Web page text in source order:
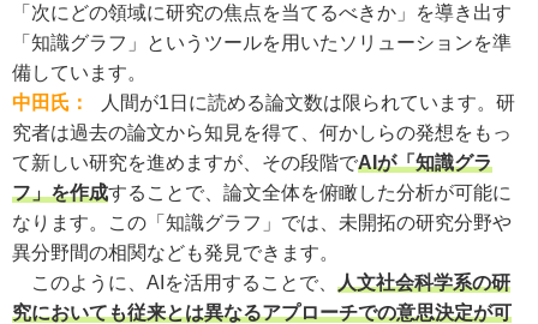
「次にどの領域に研究の焦点を当てるべきか」を導き出す
「知識グラフ」というツールを用いたソリューションを準
備しています。
中田氏：
人間が1日に読める論文数は限られています。研
究者は過去の論文から知見を得て、何かしらの発想をもっ
て新しい研究を進めますが、その段階でAIが「知識グラ
フ」を作成することで、論文全体を俯瞰した分析が可能に
なります。この「知識グラフ」では、未開拓の研究分野や
異分野間の相関なども発見できます。
このように、AIを活用することで、 人文社会科学系の研
究においても従来とは異なるアプローチでの意思決定が可